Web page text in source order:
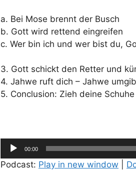
a. Bei Mose brennt der Busch
b. Gott wird rettend eingreifen
c. Wer bin ich und wer bist du,
3. Gott schickt den Retter und
4. Jahwe ruft dich – Jahwe
5. Conclusion: Zieh deine
Audio-
Player
00:00
Podcast: Play in new window